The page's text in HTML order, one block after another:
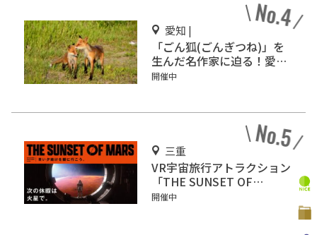
愛知 |
「ごん狐(ごんぎつね)」を
生んだ名作家に迫る！愛知
県半田市の「新美南吉記念
開催中
三重
VR宇宙旅行アトラクション
「THE SUNSET OF
MARS」志摩スペイン村に
開催中